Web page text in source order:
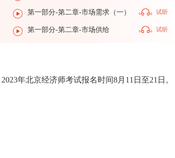
第一部分-第二章-市场需求（一） 试听
第一部分-第二章-市场供给 试听
年北京经济师考试报名时间8月11日至21日。